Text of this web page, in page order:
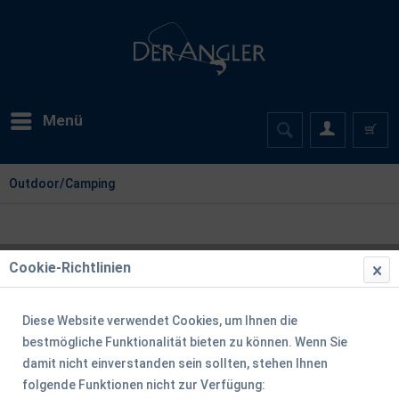
Menü
Outdoor/Camping
Cookie-Richtlinien
Diese Website verwendet Cookies, um Ihnen die
bestmögliche Funktionalität bieten zu können. Wenn Sie
damit nicht einverstanden sein sollten, stehen Ihnen
folgende Funktionen nicht zur Verfügung: